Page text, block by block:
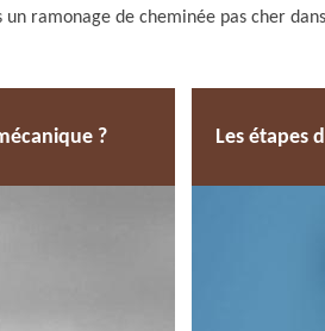
un ramonage de cheminée pas cher
? Les étapes